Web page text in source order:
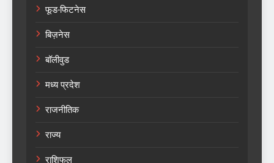
फूड-फिटनेस
बिज़नेस
बॉलीवुड
मध्य प्रदेश
राजनीतिक
राज्य
राशिफल